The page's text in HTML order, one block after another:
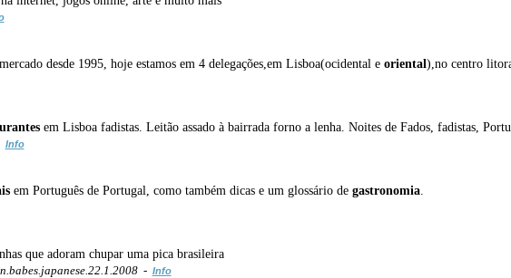
desde 1995, hoje estamos em 4 delegações,em Lisboa(ocidental e oriental ),no centro
em Lisboa fadistas. Leitão assado à bairrada forno a lenha. Noites de Fados, fadistas,
Info
em Português de Portugal, como também dicas e um glossário de gastronomia.
que adoram chupar uma pica brasileira
- Info